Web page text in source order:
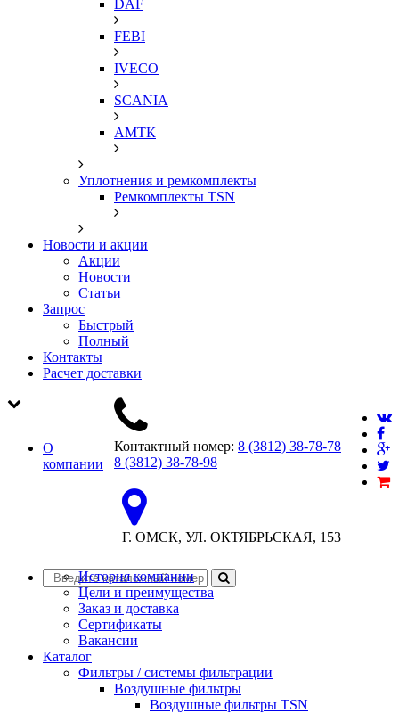
DAF
FEBI
IVECO
SCANIA
АМТК
Уплотнения и ремкомплекты
Ремкомплекты TSN
Новости и акции
Акции
Новости
Статьи
Запрос
Быстрый
Полный
Контакты
Расчет доставки
Контактный номер: 8 (3812) 38-78-78
8 (3812) 38-78-98
Г. ОМСК, УЛ. ОКТЯБРЬСКАЯ, 153
О
компании
История компании
Цели и преимущества
Заказ и доставка
Сертификаты
Вакансии
Каталог
Фильтры / системы фильтрации
Воздушные фильтры
Воздушные фильтры TSN